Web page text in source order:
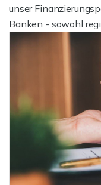
unser
Banken - sowohl